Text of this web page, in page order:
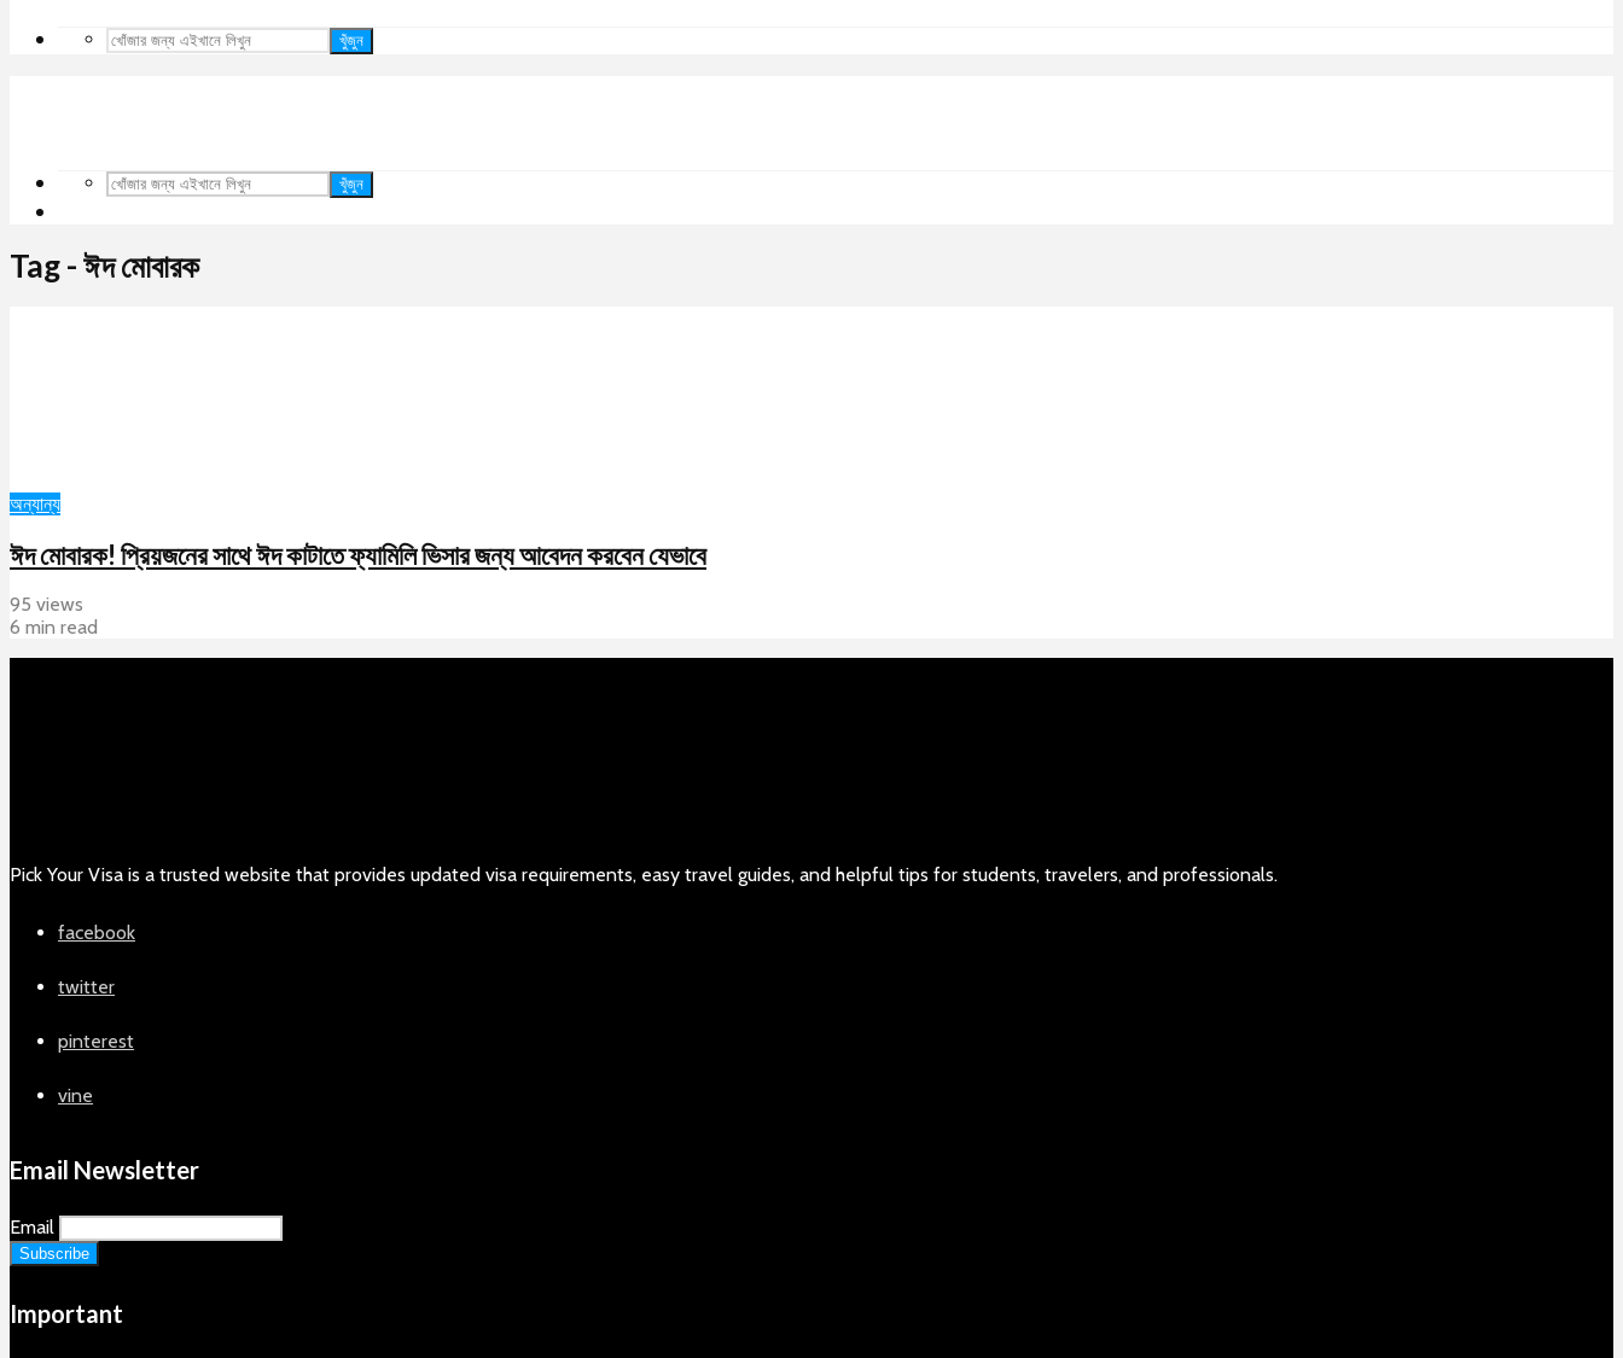
খুঁজুন
খুঁজুন
Tag - ঈদ মোবারক
অন্যান্য
ঈদ মোবারক! প্রিয়জনের সাথে ঈদ কাটাতে ফ্যামিলি ভিসার জন্য আবেদন করবেন যেভাবে
95 views
6 min read
Pick Your Visa is a trusted website that provides updated visa requirements, easy travel guides, and helpful tips for students, travelers, and professionals.
facebook
twitter
pinterest
vine
Email Newsletter
Email
Important